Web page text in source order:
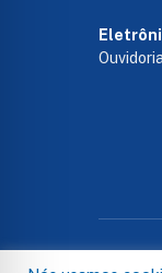
Ouvidoria